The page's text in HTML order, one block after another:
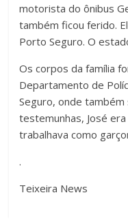
motorista do ônibus
também ficou ferido.
Porto Seguro. O
Os corpos da família
Departamento de
Seguro, onde
testemunhas, José
trabalhava como
.
Teixeira News